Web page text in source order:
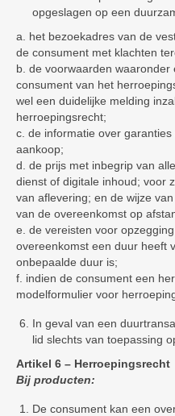
opgeslagen op een
a. het bezoekadres van de
de consument met klachten
b. de voorwaarden waaronder
consument van het
wel een duidelijke melding
herroepingsrecht;
c. de informatie over
aankoop;
d. de prijs met inbegrip van
dienst of digitale inhoud; voor
van aflevering; en de wijze
van de overeenkomst op
e. de vereisten voor
overeenkomst een duur heeft
onbepaalde duur is;
f. indien de consument een
modelformulier voor
In geval van een
lid slechts van toepassing
Artikel 6 – Herroepingsrecht
Bij producten:
De consument kan een